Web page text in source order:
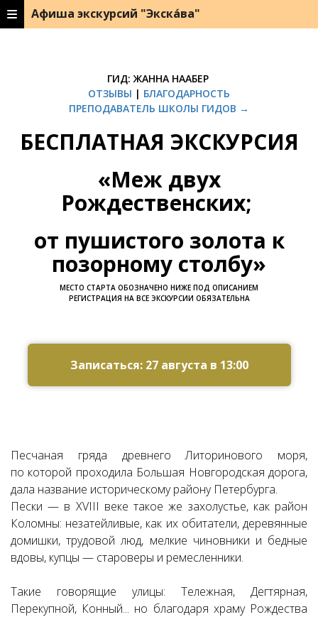
Афиша экскурсий "Экска́ва"
ГИД: ЖАННА НААБЕР
ОТЗЫВЫ | БЛАГОДАРНОСТЬ
ПРЕПОДАВАТЕЛЬ ШКОЛЫ ГИДОВ →
БЕСПЛАТНАЯ ЭКСКУРСИЯ
«Меж двух
Рождественских;
от пушистого золота к
позорному столбу»
МЕСТО СТАРТА ОБОЗНАЧЕНО НИЖЕ ПОД ОПИСАНИЕМ
РЕГИСТРАЦИЯ НА ВСЕ ЭКСКУРСИИ ОБЯЗАТЕЛЬНА
Ссылка на это место страницы:#zapis
Записаться: 27 августа в 13:00
Песчаная гряда древнего Литоринового моря,
по которой проходила Большая Новгородская дорога,
дала название историческому району Петербурга.
Пески — в XVIII веке такое же захолустье, как район
Коломны: незатейливые, как их обитатели, деревянные
домишки, трудовой люд, мелкие чиновники и бедные
вдовы, купцы — староверы и ремесленники.
Такие говорящие улицы: Тележная, Дегтярная,
Перекупной, Конный... но благодаря храму Рождества